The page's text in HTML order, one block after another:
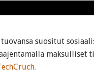
suositut
maksulliset
.